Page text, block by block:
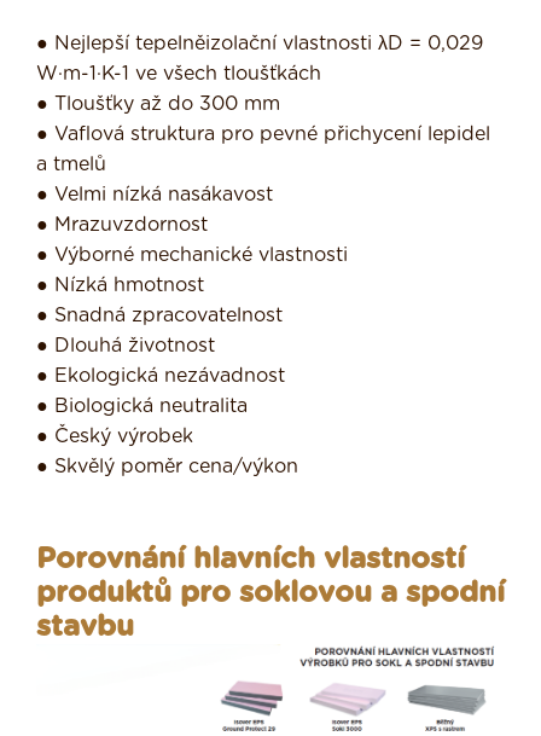
● Nejlepší tepelněizolační vlastnosti λD = 0,029
W·m-1·K-1 ve všech tloušťkách
● Tloušťky až do 300 mm
● Vaflová struktura pro pevné přichycení lepidel
a tmelů
● Velmi nízká nasákavost
● Mrazuvzdornost
● Výborné mechanické vlastnosti
● Nízká hmotnost
● Snadná zpracovatelnost
● Dlouhá životnost
● Ekologická nezávadnost
● Biologická neutralita
● Český výrobek
● Skvělý poměr cena/výkon
Porovnání hlavních vlastností
produktů pro soklovou a spodní
stavbu